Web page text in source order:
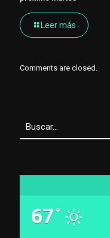
Leer más
Comments are closed.
67 °